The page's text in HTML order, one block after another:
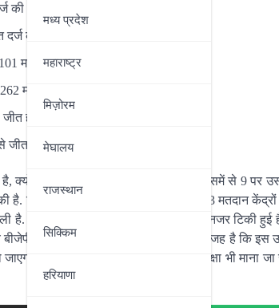
मध्‍य प्रदेश
महाराष्‍ट्र
मिज़ोरम
मेघालय
राजस्थान
सिक्किम
हरियाणा
की
की
मतों से जीत दर्ज की
मतों से जीत दर्ज की
हासिल की
जीत दर्ज की
है, क्योंकि जिन 12 वार्ड में हो चुनाव हो रहे हैं, उसमें से 9
है. दिल्ली राज्य चुनाव आयोग के अनुसार, 143 मतदान
है. यही वजह है कि नतीजों पर हर किसी की नजर टिकी
ने 115 सीटों पर जीत दर्ज की थी. यही वजह है कि इस
ये चुनाव सीएम रेखा गुप्ता की पहली परीक्षा भी माना